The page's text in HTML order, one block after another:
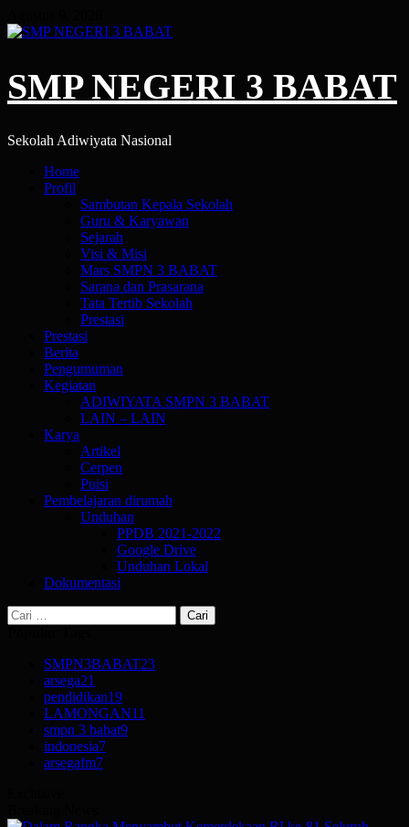
to
SMP NEGERI 3 BABAT
Sekolah Adiwiyata Nasional
PrimaryHome
Profil
Sambutan Kepala Sekolah
Guru & Karyawan
Sejarah
Visi & Misi
Mars SMPN 3 BABAT
Sarana dan Prasarana
Tata Tertib Sekolah
Prestasi
Prestasi
Berita
Pengumuman
Kegiatan
ADIWIYATA SMPN 3 BABAT
LAIN – LAIN
Karya
Artikel
Cerpen
Puisi
Pembelajaran dirumah
Unduhan
PPDB 2021-2022
Google Drive
Unduhan Lokal
Dokumentasi
Cari
untuk:
SMPN3BABAT23
arsega21
pendidikan19
LAMONGAN11
smpn 3 babat9
indonesia7
arsegafm7